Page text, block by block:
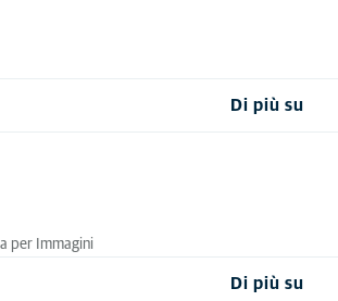
Di più su
per Immagini
Di più su